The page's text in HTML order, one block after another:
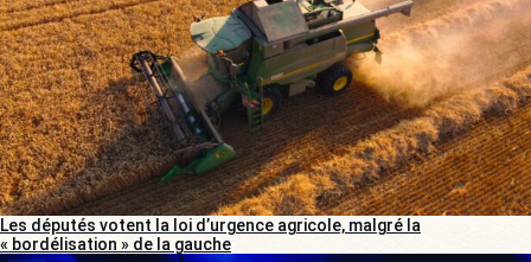
Les députés votent la loi d’urgence agricole, malgré la
« bordélisation » de la gauche